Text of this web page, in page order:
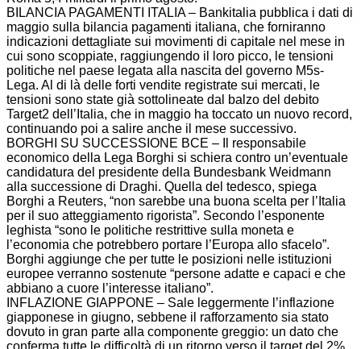
BILANCIA PAGAMENTI ITALIA – Bankitalia pubblica i dati di
maggio sulla bilancia pagamenti italiana, che forniranno
indicazioni dettagliate sui movimenti di capitale nel mese in
cui sono scoppiate, raggiungendo il loro picco, le tensioni
politiche nel paese legata alla nascita del governo M5s-
Lega. Al di là delle forti vendite registrate sui mercati, le
tensioni sono state già sottolineate dal balzo del debito
Target2 dell’Italia, che in maggio ha toccato un nuovo record,
continuando poi a salire anche il mese successivo.
BORGHI SU SUCCESSIONE BCE – Il responsabile
economico della Lega Borghi si schiera contro un’eventuale
candidatura del presidente della Bundesbank Weidmann
alla successione di Draghi. Quella del tedesco, spiega
Borghi a Reuters, “non sarebbe una buona scelta per l’Italia
per il suo atteggiamento rigorista”. Secondo l’esponente
leghista “sono le politiche restrittive sulla moneta e
l’economia che potrebbero portare l’Europa allo sfacelo”.
Borghi aggiunge che per tutte le posizioni nelle istituzioni
europee verranno sostenute “persone adatte e capaci e che
abbiano a cuore l’interesse italiano”.
INFLAZIONE GIAPPONE – Sale leggermente l’inflazione
giapponese in giugno, sebbene il rafforzamento sia stato
dovuto in gran parte alla componente greggio: un dato che
conferma tutte le difficoltà di un ritorno verso il target del 2%.